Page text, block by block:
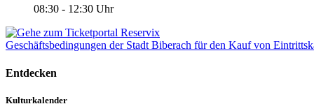
08:30 - 12:30 Uhr
Geschäftsbedingungen der Stadt Biberach für den Kauf von
Entdecken
Kulturkalender